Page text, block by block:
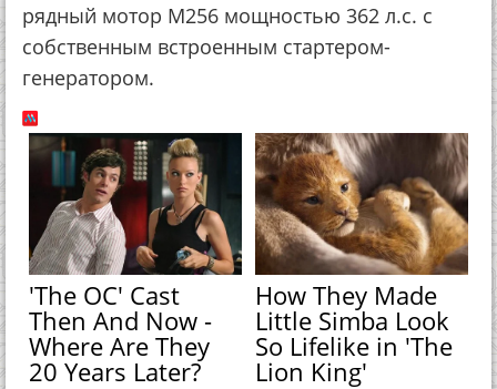
рядный мотор M256 мощностью 362 л.с. с
собственным встроенным стартером-
генератором.
'The OC' Cast
Then And Now -
Where Are They
20 Years Later?
How They Made
Little Simba Look
So Lifelike in 'The
Lion King'